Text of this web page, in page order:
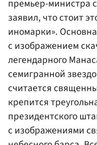
премьер-министра
заявил, что стоит
иномарки».
с изображением
легендарного
семигранной
считается
крепится
президентского
с изображениями